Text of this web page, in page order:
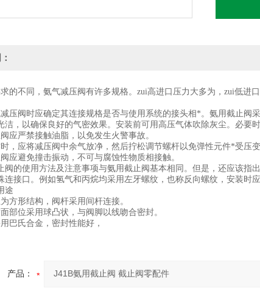
的不同，氨气减压阀有许多规格。zui高进口压力大多为，zui低进
压阀时应确定其连接规格是否与使用系统的接头相*。氨用截止阀
洁，以确保良好的气密效果。安装前可用高压气体吹除灰尘。必要
应严禁接触油脂，以免发生火警事故。
，应将减压阀中余气放净，然后拧松调节螺杆以免弹性元件*受压变
应避免撞击振动，不可与腐蚀性物质相接触。
阀的使用方法及注意事项与氨用截止阀基本相同。但是，还应该指
连接口。例如氢气和丙烷均采用左牙螺纹，也称反向螺纹，安装时应
途
方形结构，阀杆采用间杆连接。
部位采用球凸状，与阀脚以线吻合密封。
巴氏合金，密封性能好，
产品：